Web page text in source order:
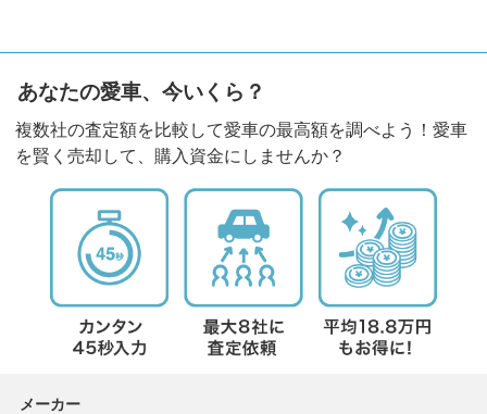
あなたの愛車、今いくら？
複数社の査定額を比較して愛車の最高額を調べよう！愛車
を賢く売却して、購入資金にしませんか？
メーカー